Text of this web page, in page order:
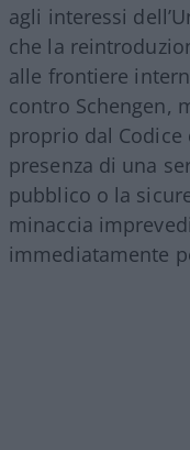
agli interessi
che la
alle frontiere
contro Schengen,
proprio dal
presenza di una
pubblico o la
minaccia
immediatamente